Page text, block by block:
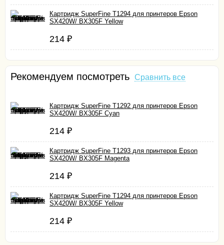
Картридж SuperFine T1294 для принтеров Epson
SX420W/ BX305F Yellow
214 ₽
Рекомендуем посмотреть Сравнить все
Картридж SuperFine T1292 для принтеров Epson
SX420W/ BX305F Cyan
214 ₽
Картридж SuperFine T1293 для принтеров Epson
SX420W/ BX305F Magenta
214 ₽
Картридж SuperFine T1294 для принтеров Epson
SX420W/ BX305F Yellow
214 ₽